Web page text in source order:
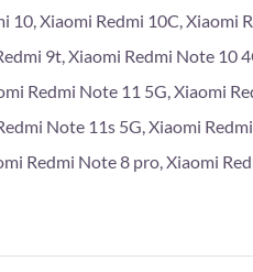
10, Xiaomi Redmi 10C, Xiaomi
9t, Xiaomi Redmi Note 10
Redmi Note 11 5G, Xiaomi
Note 11s 5G, Xiaomi
Redmi Note 8 pro, Xiaomi